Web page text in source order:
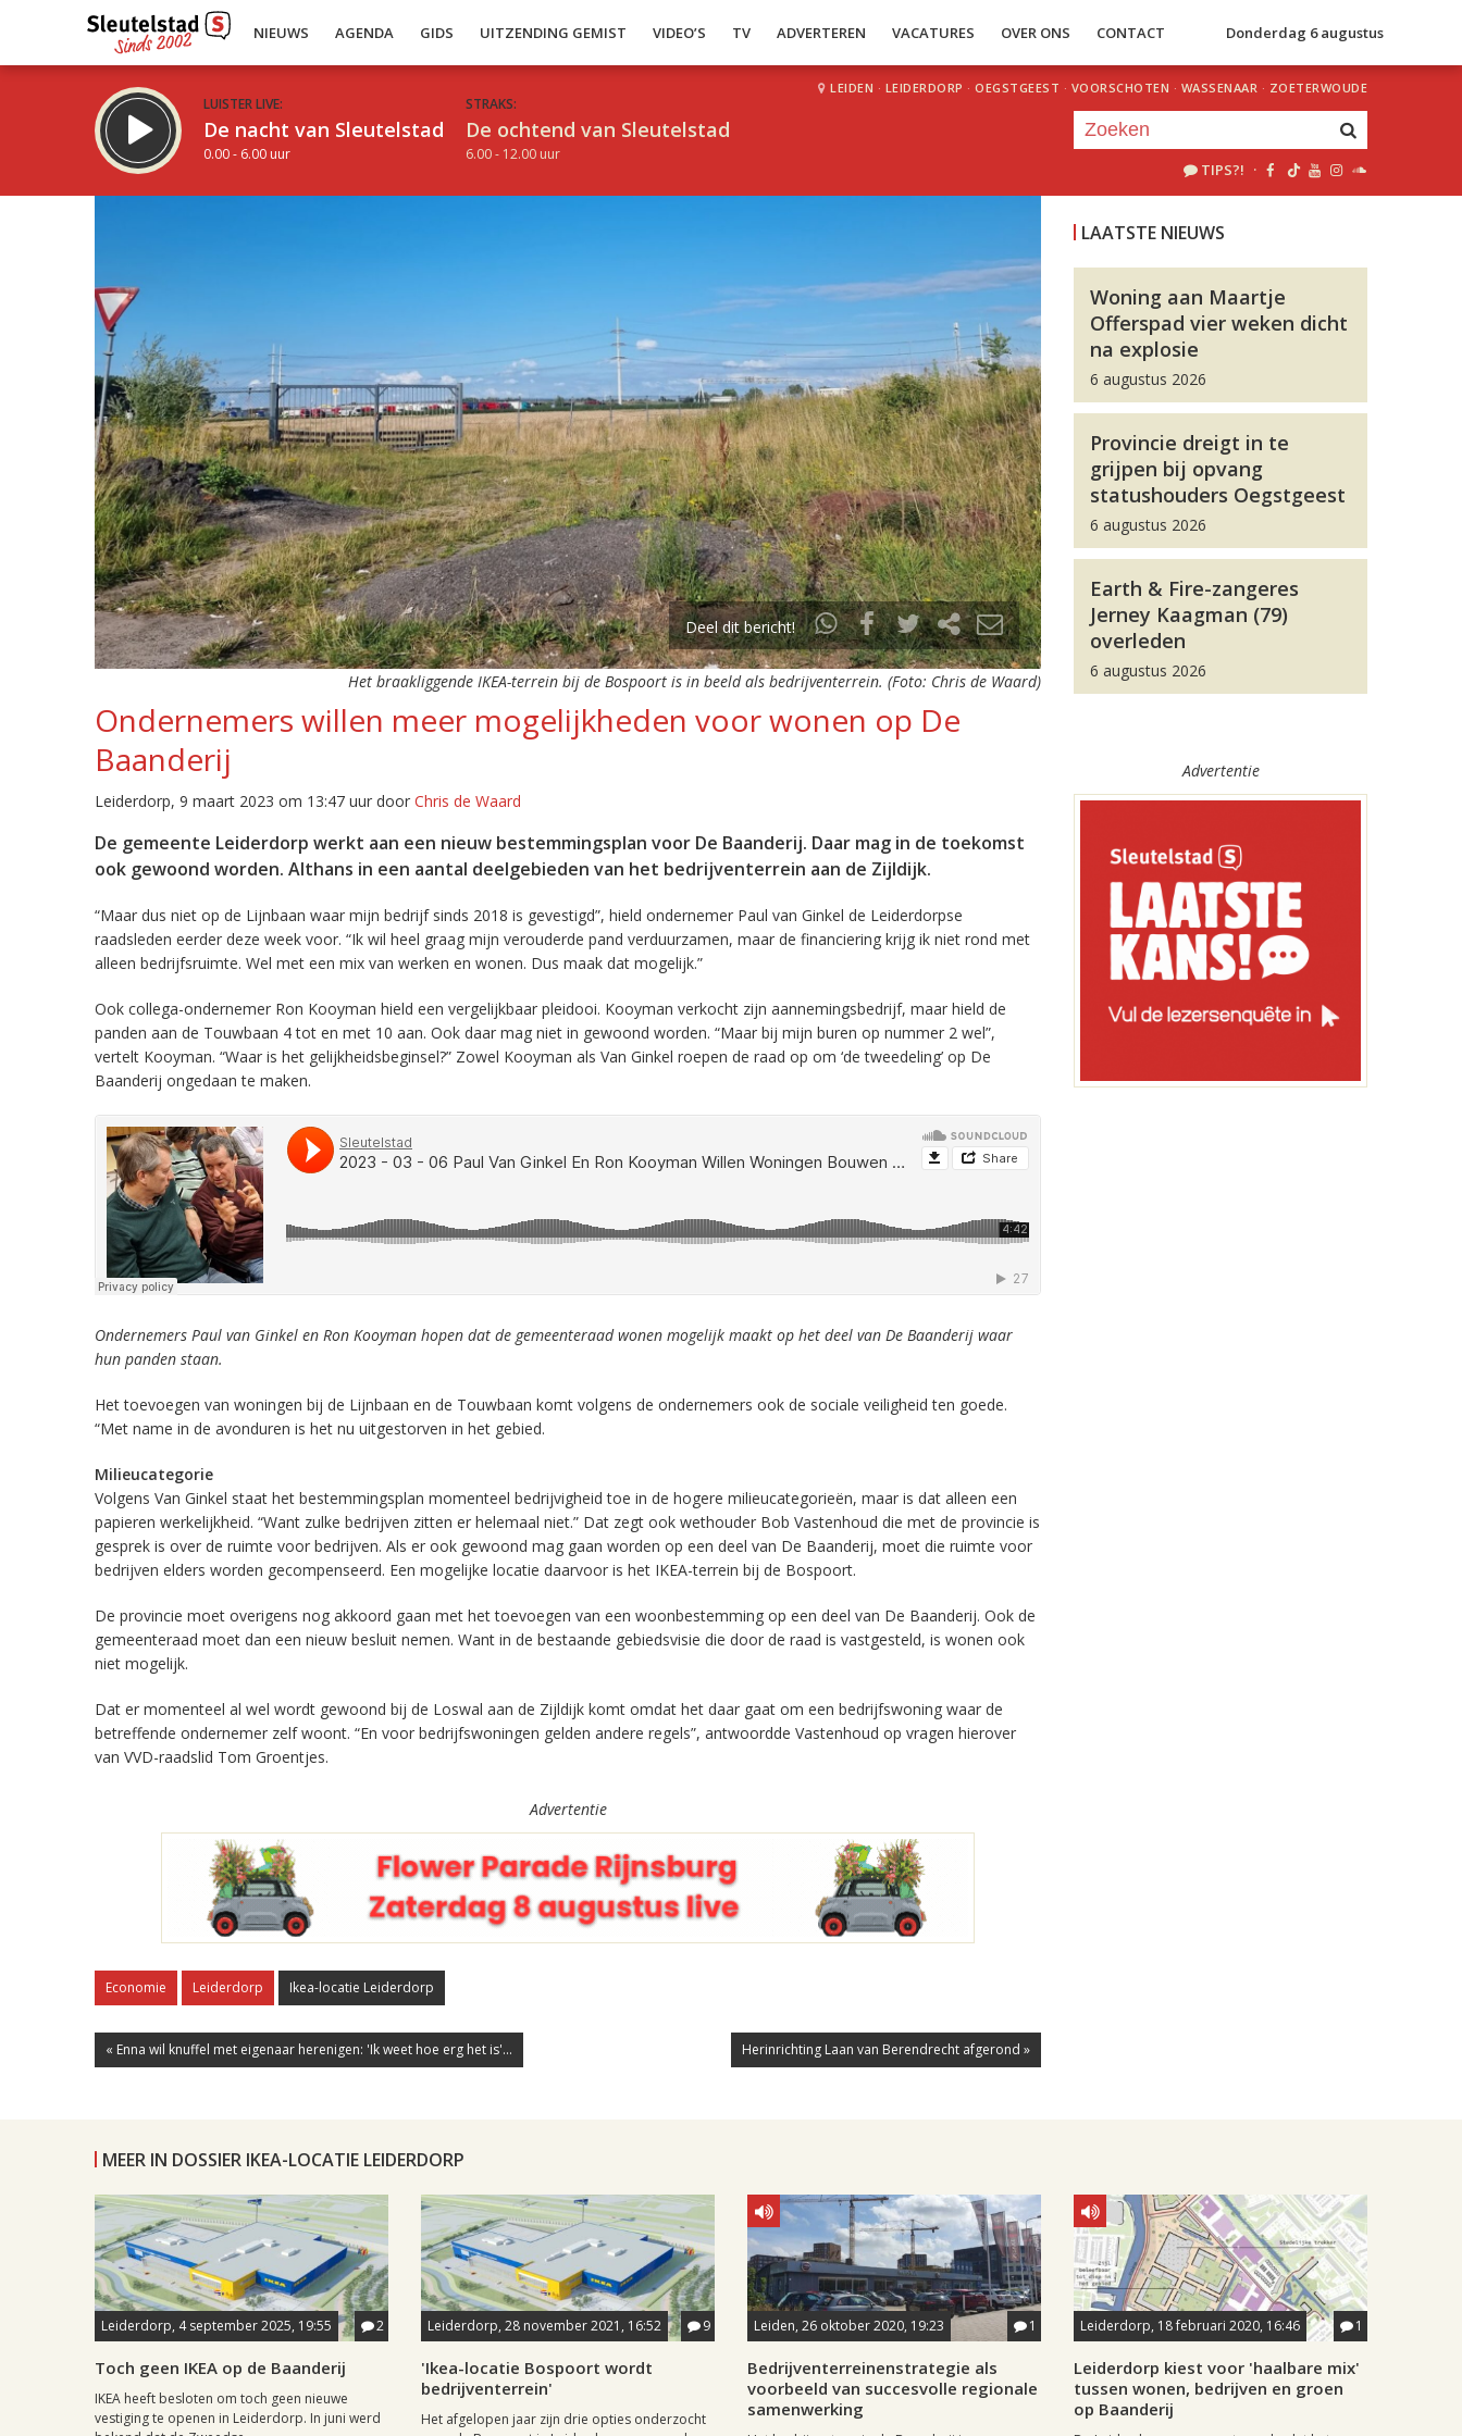
NIEUWS AGENDA GIDS UITZENDING GEMIST VIDEO’S TV ADVERTEREN VACATURES OVER ONS CONTACT Donderdag 6 augustus
LUISTER LIVE:
De nacht van Sleutelstad
0.00 - 6.00 uur
STRAKS:
De ochtend van Sleutelstad
6.00 - 12.00 uur
LEIDEN · LEIDERDORP · OEGSTGEEST · VOORSCHOTEN · WASSENAAR · ZOETERWOUDE
TIPS?! ·
Inklappen
Deel dit bericht!
Het braakliggende IKEA-terrein bij de Bospoort is in beeld als bedrijventerrein. (Foto: Chris de Waard)
Ondernemers willen meer mogelijkheden voor wonen op De
Baanderij
Leiderdorp, 9 maart 2023 om 13:47 uur door Chris de Waard
De gemeente Leiderdorp werkt aan een nieuw bestemmingsplan voor De Baanderij. Daar mag in de toekomst
ook gewoond worden. Althans in een aantal deelgebieden van het bedrijventerrein aan de Zijldijk.
“Maar dus niet op de Lijnbaan waar mijn bedrijf sinds 2018 is gevestigd”, hield ondernemer Paul van Ginkel de Leiderdorpse
raadsleden eerder deze week voor. “Ik wil heel graag mijn verouderde pand verduurzamen, maar de financiering krijg ik niet rond met
alleen bedrijfsruimte. Wel met een mix van werken en wonen. Dus maak dat mogelijk.”
Ook collega-ondernemer Ron Kooyman hield een vergelijkbaar pleidooi. Kooyman verkocht zijn aannemingsbedrijf, maar hield de
panden aan de Touwbaan 4 tot en met 10 aan. Ook daar mag niet in gewoond worden. “Maar bij mijn buren op nummer 2 wel”,
vertelt Kooyman. “Waar is het gelijkheidsbeginsel?” Zowel Kooyman als Van Ginkel roepen de raad op om ‘de tweedeling’ op De
Baanderij ongedaan te maken.
Ondernemers Paul van Ginkel en Ron Kooyman hopen dat de gemeenteraad wonen mogelijk maakt op het deel van De Baanderij waar
hun panden staan.
Het toevoegen van woningen bij de Lijnbaan en de Touwbaan komt volgens de ondernemers ook de sociale veiligheid ten goede.
“Met name in de avonduren is het nu uitgestorven in het gebied.
Milieucategorie
Volgens Van Ginkel staat het bestemmingsplan momenteel bedrijvigheid toe in de hogere milieucategorieën, maar is dat alleen een
papieren werkelijkheid. “Want zulke bedrijven zitten er helemaal niet.” Dat zegt ook wethouder Bob Vastenhoud die met de provincie is
gesprek is over de ruimte voor bedrijven. Als er ook gewoond mag gaan worden op een deel van De Baanderij, moet die ruimte voor
bedrijven elders worden gecompenseerd. Een mogelijke locatie daarvoor is het IKEA-terrein bij de Bospoort.
De provincie moet overigens nog akkoord gaan met het toevoegen van een woonbestemming op een deel van De Baanderij. Ook de
gemeenteraad moet dan een nieuw besluit nemen. Want in de bestaande gebiedsvisie die door de raad is vastgesteld, is wonen ook
niet mogelijk.
Dat er momenteel al wel wordt gewoond bij de Loswal aan de Zijldijk komt omdat het daar gaat om een bedrijfswoning waar de
betreffende ondernemer zelf woont. “En voor bedrijfswoningen gelden andere regels”, antwoordde Vastenhoud op vragen hierover
van VVD-raadslid Tom Groentjes.
Advertentie
Economie Leiderdorp Ikea-locatie Leiderdorp
« Enna wil knuffel met eigenaar herenigen: 'Ik weet hoe erg het is'... Herinrichting Laan van Berendrecht afgerond »
LAATSTE NIEUWS
Woning aan Maartje
Offerspad vier weken dicht
na explosie
6 augustus 2026
Provincie dreigt in te
grijpen bij opvang
statushouders Oegstgeest
6 augustus 2026
Earth & Fire-zangeres
Jerney Kaagman (79)
overleden
6 augustus 2026
Advertentie
MEER IN DOSSIER IKEA-LOCATIE LEIDERDORP
Leiderdorp, 4 september 2025, 19:55 2
Toch geen IKEA op de Baanderij
IKEA heeft besloten om toch geen nieuwe
vestiging te openen in Leiderdorp. In juni werd
Leiderdorp, 28 november 2021, 16:52 9
'Ikea-locatie Bospoort wordt
bedrijventerrein'
Het afgelopen jaar zijn drie opties onderzocht
Leiden, 26 oktober 2020, 19:23 1
Bedrijventerreinenstrategie als
voorbeeld van succesvolle regionale
samenwerking
Leiderdorp, 18 februari 2020, 16:46 1
Leiderdorp kiest voor 'haalbare mix'
tussen wonen, bedrijven en groen
op Baanderij